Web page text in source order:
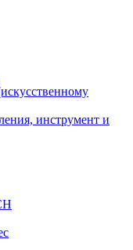
инструмент и